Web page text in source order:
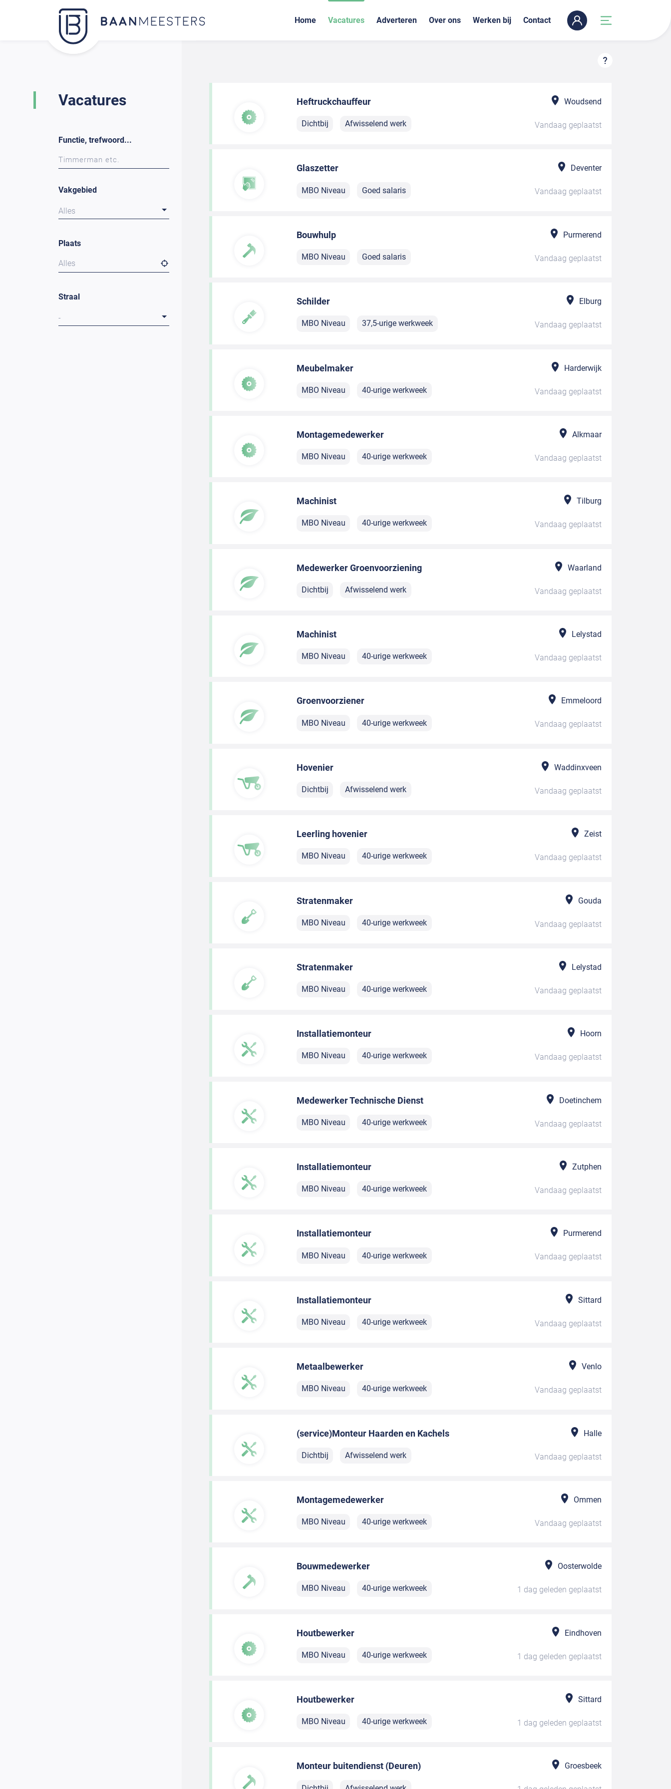
Home Vacatures Adverteren Over ons Werken bij Contact
Vacatures
Functie, trefwoord...
Vakgebied
Alles
Plaats
Alles
Straal
-
Heftruckchauffeur Woudsend
Dichtbij Afwisselend werk Vandaag geplaatst
Glaszetter Deventer
MBO Niveau Goed salaris Vandaag geplaatst
Bouwhulp Purmerend
MBO Niveau Goed salaris Vandaag geplaatst
Schilder Elburg
MBO Niveau 37,5-urige werkweek Vandaag geplaatst
Meubelmaker Harderwijk
MBO Niveau 40-urige werkweek Vandaag geplaatst
Montagemedewerker Alkmaar
MBO Niveau 40-urige werkweek Vandaag geplaatst
Machinist Tilburg
MBO Niveau 40-urige werkweek Vandaag geplaatst
Medewerker Groenvoorziening Waarland
Dichtbij Afwisselend werk Vandaag geplaatst
Machinist Lelystad
MBO Niveau 40-urige werkweek Vandaag geplaatst
Groenvoorziener Emmeloord
MBO Niveau 40-urige werkweek Vandaag geplaatst
Hovenier Waddinxveen
Dichtbij Afwisselend werk Vandaag geplaatst
Leerling hovenier Zeist
MBO Niveau 40-urige werkweek Vandaag geplaatst
Stratenmaker Gouda
MBO Niveau 40-urige werkweek Vandaag geplaatst
Stratenmaker Lelystad
MBO Niveau 40-urige werkweek Vandaag geplaatst
Installatiemonteur Hoorn
MBO Niveau 40-urige werkweek Vandaag geplaatst
Medewerker Technische Dienst Doetinchem
MBO Niveau 40-urige werkweek Vandaag geplaatst
Installatiemonteur Zutphen
MBO Niveau 40-urige werkweek Vandaag geplaatst
Installatiemonteur Purmerend
MBO Niveau 40-urige werkweek Vandaag geplaatst
Installatiemonteur Sittard
MBO Niveau 40-urige werkweek Vandaag geplaatst
Metaalbewerker Venlo
MBO Niveau 40-urige werkweek Vandaag geplaatst
(service)Monteur Haarden en Kachels Halle
Dichtbij Afwisselend werk Vandaag geplaatst
Montagemedewerker Ommen
MBO Niveau 40-urige werkweek Vandaag geplaatst
Bouwmedewerker Oosterwolde
MBO Niveau 40-urige werkweek 1 dag geleden geplaatst
Houtbewerker Eindhoven
MBO Niveau 40-urige werkweek 1 dag geleden geplaatst
Houtbewerker Sittard
MBO Niveau 40-urige werkweek 1 dag geleden geplaatst
Monteur buitendienst (Deuren) Groesbeek